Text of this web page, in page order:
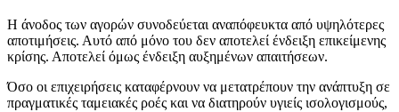
Η άνοδος των αγορών συνοδεύεται αναπόφευκτα από υψηλότερες
αποτιμήσεις. Αυτό από μόνο του δεν αποτελεί ένδειξη επικείμενης
κρίσης. Αποτελεί όμως ένδειξη αυξημένων απαιτήσεων.
Όσο οι επιχειρήσεις καταφέρνουν να μετατρέπουν την ανάπτυξη σε
πραγματικές ταμειακές ροές και να διατηρούν υγιείς ισολογισμούς,